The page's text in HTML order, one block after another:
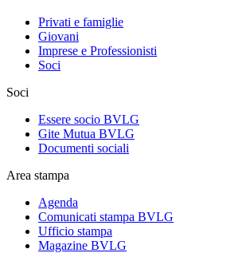
Privati e famiglie
Giovani
Imprese e Professionisti
Soci
Soci
Essere socio BVLG
Gite Mutua BVLG
Documenti sociali
Area stampa
Agenda
Comunicati stampa BVLG
Ufficio stampa
Magazine BVLG